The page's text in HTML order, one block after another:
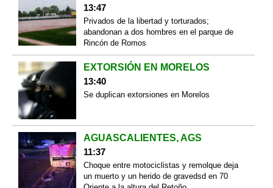
13:47
Privados de la libertad y torturados;
abandonan a dos hombres en el parque de
Rincón de Romos
EXTORSIÓN EN MORELOS
13:40
Se duplican extorsiones en Morelos
AGUASCALIENTES, AGS
11:37
Choque entre motociclistas y remolque deja
un muerto y un herido de gravedsd en 70